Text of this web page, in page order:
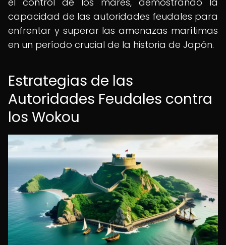
capacidad de las autoridades feudales para
enfrentar y superar las amenazas marítimas
en un período crucial de la historia de Japón.
Estrategias de las
Autoridades Feudales contra
los Wokou